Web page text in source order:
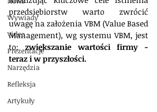
Wywiady
Video
Prezentacje
Narzędzia
Refleksja
Artykuły
przedsiębiorstw warto zwrócić
uwagę na założenia VBM (Value Based
Management), wg systemu VBM, jest
to: zwiększanie wartości firmy -
teraz i w przyszłości.